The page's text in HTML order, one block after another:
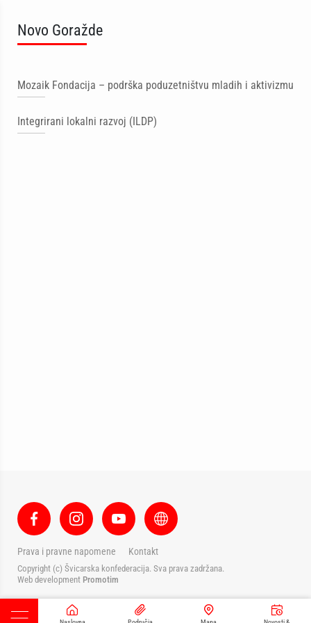
Novo Goražde
Mozaik Fondacija – podrška poduzetništvu mladih i aktivizmu
Integrirani lokalni razvoj (ILDP)
Prava i pravne napomene Kontakt
Copyright (c) Švicarska konfederacija. Sva prava zadržana.
Web development Promotim